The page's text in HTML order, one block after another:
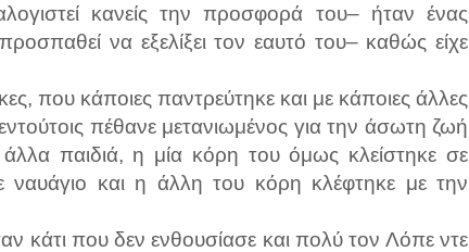
κανείς την προσφορά του– ήταν ένας
να εξελίξει τον εαυτό του– καθώς είχε
που κάποιες παντρεύτηκε και με κάποιες άλλες
πέθανε μετανιωμένος για την άσωτη ζωή
παιδιά, η μία κόρη του όμως κλείστηκε σε
και η άλλη του κόρη κλέφτηκε με την
κάτι που δεν ενθουσίασε και πολύ τον Λόπε ντε